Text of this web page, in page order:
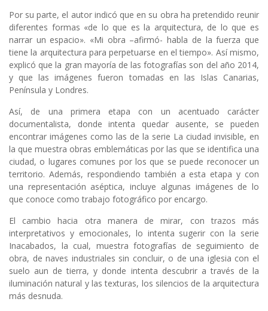
Por su parte, el autor indicó que en su obra ha pretendido reunir
diferentes formas «de lo que es la arquitectura, de lo que es
narrar un espacio». «Mi obra –afirmó- habla de la fuerza que
tiene la arquitectura para perpetuarse en el tiempo». Así mismo,
explicó que la gran mayoría de las fotografías son del año 2014,
y que las imágenes fueron tomadas en las Islas Canarias,
Península y Londres.
Así, de una primera etapa con un acentuado carácter
documentalista, donde intenta quedar ausente, se pueden
encontrar imágenes como las de la serie La ciudad invisible, en
la que muestra obras emblemáticas por las que se identifica una
ciudad, o lugares comunes por los que se puede reconocer un
territorio. Además, respondiendo también a esta etapa y con
una representación aséptica, incluye algunas imágenes de lo
que conoce como trabajo fotográfico por encargo.
El cambio hacia otra manera de mirar, con trazos más
interpretativos y emocionales, lo intenta sugerir con la serie
Inacabados, la cual, muestra fotografías de seguimiento de
obra, de naves industriales sin concluir, o de una iglesia con el
suelo aun de tierra, y donde intenta descubrir a través de la
iluminación natural y las texturas, los silencios de la arquitectura
más desnuda.